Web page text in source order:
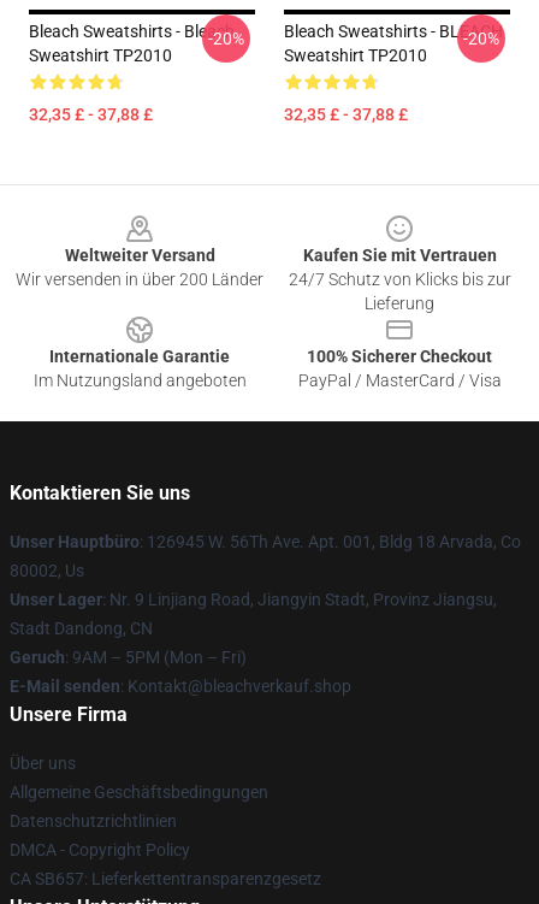
Bleach Sweatshirts - Bleach
Sweatshirt TP2010
32,35 £ - 37,88 £
-20%
Bleach Sweatshirts - BLEACH
Sweatshirt TP2010
32,35 £ - 37,88 £
-20%
Weltweiter Versand
Wir versenden in über 200 Länder
Kaufen Sie mit Vertrauen
24/7 Schutz von Klicks bis zur
Lieferung
Internationale Garantie
Im Nutzungsland angeboten
100% Sicherer Checkout
PayPal / MasterCard / Visa
Kontaktieren Sie uns
Unser Hauptbüro: 126945 W. 56Th Ave. Apt. 001, Bldg 18 Arvada, Co
80002, Us
Unser Lager: Nr. 9 Linjiang Road, Jiangyin Stadt, Provinz Jiangsu,
Stadt Dandong, CN
Geruch: 9AM – 5PM (Mon – Fri)
E-Mail senden: Kontakt@bleachverkauf.shop
Unsere Firma
Über uns
Allgemeine Geschäftsbedingungen
Datenschutzrichtlinien
DMCA - Copyright Policy
CA SB657: Lieferkettentransparenzgesetz